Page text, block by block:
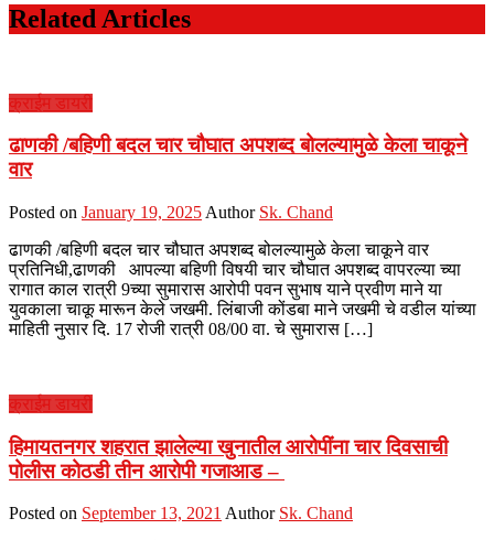
Related Articles
क्राईम डायरी
ढाणकी /बहिणी बदल चार चौघात अपशब्द बोलल्यामुळे केला चाकूने
वार
Posted on January 19, 2025 Author Sk. Chand
ढाणकी /बहिणी बदल चार चौघात अपशब्द बोलल्यामुळे केला चाकूने वार
प्रतिनिधी,ढाणकी आपल्या बहिणी विषयी चार चौघात अपशब्द वापरल्या च्या
रागात काल रात्री 9च्या सुमारास आरोपी पवन सुभाष याने प्रवीण माने या
युवकाला चाकू मारून केले जखमी. लिंबाजी कोंडबा माने जखमी चे वडील यांच्या
माहिती नुसार दि. 17 रोजी रात्री 08/00 वा. चे सुमारास […]
क्राईम डायरी
हिमायतनगर शहरात झालेल्या खुनातील आरोपींना चार दिवसाची
पोलीस कोठडी तीन आरोपी गजाआड –
Posted on September 13, 2021 Author Sk. Chand